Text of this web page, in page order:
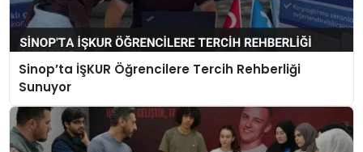
Sinop’ta İŞKUR Öğrencilere Tercih Rehberliği
Sunuyor